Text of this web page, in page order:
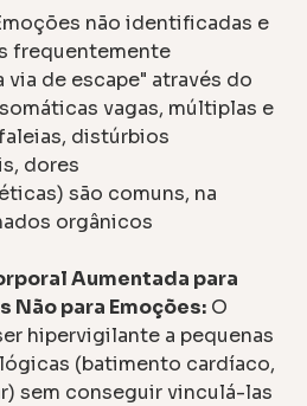
não identificadas e
frequentemente
via de escape" através do
vagas, múltiplas e
distúrbios
dores
são comuns, na
orgânicos
Aumentada para
Não para Emoções: O
hipervigilante a pequenas
(batimento cardíaco,
sem conseguir vinculá-las